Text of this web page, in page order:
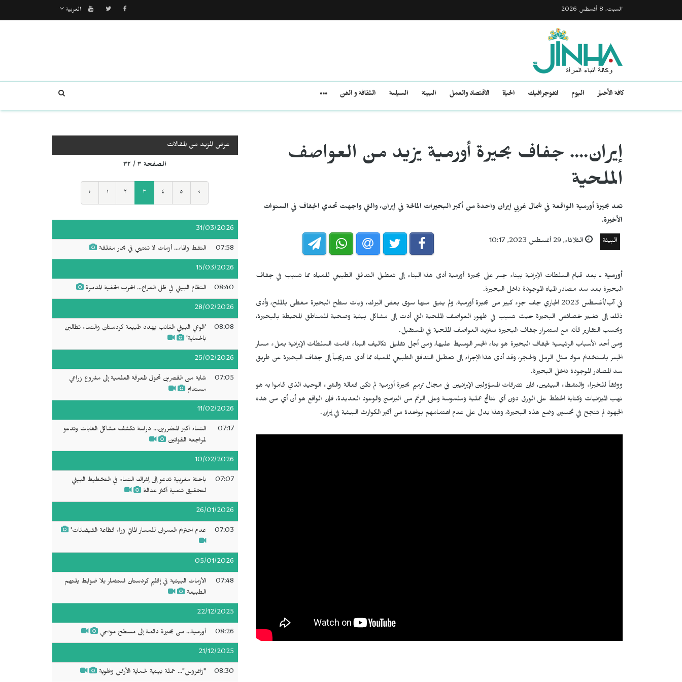
السبت, 8 أغسطس 2026 العربية
كافة الأخبار اليوم انفوجرافيك الحياة الاقتصاد والعمل البيئة السياسة الثقافة و الفن
إيران.... جفاف بحيرة أورمية يزيد من العواصف
الملحية
تعد بحيرة أورمية الواقعة في شمال غربي إيران واحدة من أكبر البحيرات المالحة في إيران، والتي واجهت تحدي الجفاف في السنوات
الأخيرة.
البيئة الثلاثاء, 29 أغسطس 2023, 10:17
أورمية ـ بعد قيام السلطات الإيرانية ببناء جسر على بحيرة أورمية أدى هذا البناء إلى تعطيل التدفق الطبيعي للمياه مما تسبب في جفاف
البحيرة بعد سد مصادر المياه الموجودة داخل البحيرة.
في آب/أغسطس 2023 الجاري جف جزء كبير من بحيرة أورمية، ولم يتبق منها سوى بعض البرك، وبات سطح البحيرة مغطى بالملح، وأدى
ذلك إلى تغيير خصائص البحيرة حيث تسبب في ظهور العواصف الملحية التي أدت إلى مشاكل بيئية وصحية للمناطق المحيطة بالبحيرة،
وبحسب التقارير فأنه مع استمرار جفاف البحيرة ستزيد العواصف الملحية في المستقبل.
ومن أحد الأسباب الرئيسية لجفاف البحيرة هو بناء الجسر الوسيط عليها، ومن أجل تقليل تكاليف البناء قامت السلطات الإيرانية بملء مسار
الجسر باستخدام مواد مثل الرمل والحجر، وقد أدى هذا الإجراء إلى تعطيل التدفق الطبيعي للمياه مما أدى تدريجياً إلى جفاف البحيرة عن طريق
سد المصادر الموجودة داخل البحيرة.
ووفقاً للخبراء والنشطاء البيئيين، فإن تصرفات المسؤولين الإيرانيين في مجال ترميم بحيرة أورمية لم تكن فعالة والشيء الوحيد الذي قاموا به هو
نهب الميزانيات وكتابة الخطط على الورق دون أي نتائج عملية وملموسة وعلى الرغم من البرامج والوعود العديدة، فإن الواقع هو أن أي من هذه
الجهود لم تنجح في تحسين وضع هذه البحيرة، وهذا يدل على عدم اهتمامهم بواحدة من أكبر الكوارث البيئية في إيران.
عرض المزيد من المقالات
الصفحة ٣ / ٣٢
‹ ١ ٢ ٣ ٤ ٥ ›
31/03/2026
07:58 النفط والماء... أزمات لا تنتهي في بحار مغلقة
15/03/2026
08:40 النظام البيئي في ظل الصراع... الحرب الخفية المدمرة
28/02/2026
08:08
'الوعي البيئي الغائب يهدد طبيعة كردستان والنساء تطالبن
بالحماية'
25/02/2026
07:05
شابة من القصرين تحول المعرفة العلمية إلى مشروع زراعي
مستدام
11/02/2026
07:17
النساء أكبر المتضررين... دراسة تكشف مشاكل الغابات وتدعو
لمراجعة القوانين
10/02/2026
07:07
باحثة مغربية تدعو إلى إشراك النساء في التخطيط البيئي
لتحقيق تنمية أكثر عدالة
26/01/2026
07:03 عدم احترام العمران للمسار المائي وراء فظاعة الفيضانات'
05/01/2026
07:48
الأزمات البيئية في إقليم كردستان استثمار بلا ضوابط يلتهم
الطبيعة
22/12/2025
08:26 أورمية... من بحيرة دائمة إلى مسطح موسمي
21/12/2025
08:30 "زاغروس"... حملة بيئية لحماية الأرض والهوية